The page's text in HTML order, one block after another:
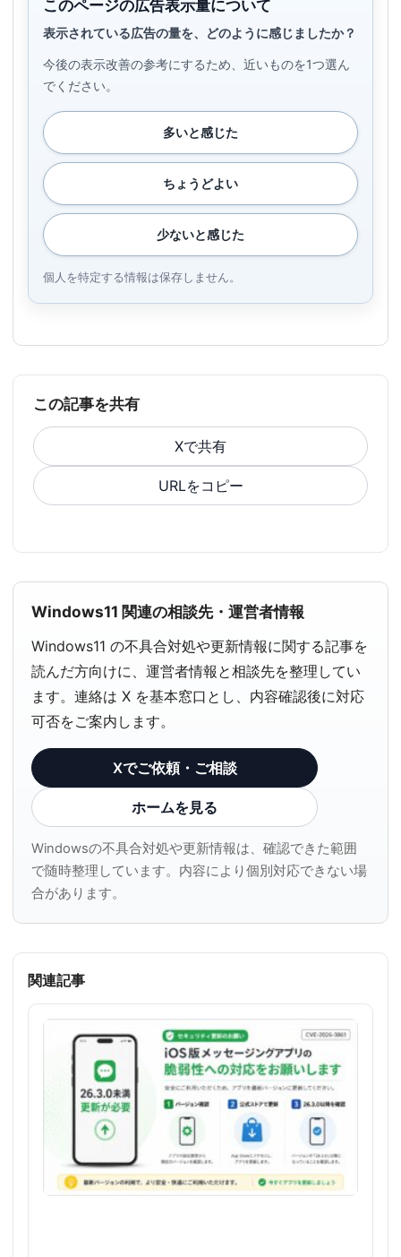
このページの広告表示量について
表示されている広告の量を、どのように感じましたか？
今後の表示改善の参考にするため、近いものを1つ選ん
でください。
多いと感じた
ちょうどよい
少ないと感じた
個人を特定する情報は保存しません。
この記事を共有
Xで共有
URLをコピー
Windows11 関連の相談先・運営者情報
Windows11 の不具合対処や更新情報に関する記事を
読んだ方向けに、運営者情報と相談先を整理してい
ます。連絡は X を基本窓口とし、内容確認後に対応
可否をご案内します。
Xでご依頼・ご相談
ホームを見る
Windowsの不具合対処や更新情報は、確認できた範囲
で随時整理しています。内容により個別対応できない場
合があります。
関連記事